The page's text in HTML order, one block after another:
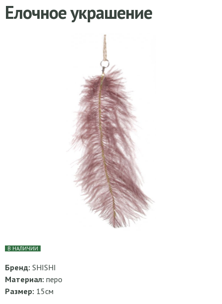
Елочное украшение
В НАЛИЧИИ
Бренд: SHISHI
Материал: перо
Размер: 15см